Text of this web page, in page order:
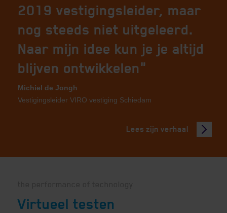
Virtueel testen
2019 vestigingsleider, maar
nog steeds niet uitgeleerd.
Naar mijn idee kun je je altijd
blijven ontwikkelen"
Michiel de Jongh
Vestigingsleider VIRO vestiging Schiedam
Lees zijn verhaal